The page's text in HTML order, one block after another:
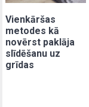
Vienkāršas
metodes kā
novērst paklāja
slīdēšanu uz
grīdas